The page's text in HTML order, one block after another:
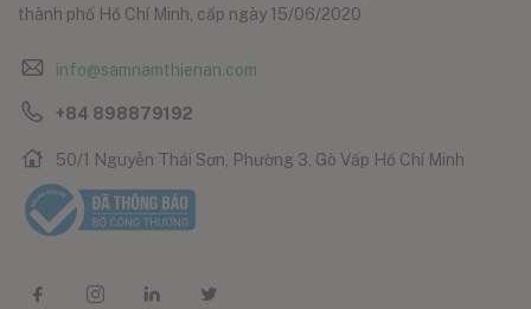
thành phố Hồ Chí Minh, cấp ngày 15/06/2020
info@samnamthienan.com
+84 898879192
50/1 Nguyễn Thái Sơn, Phường 3, Gò Vấp Hồ Chí Minh